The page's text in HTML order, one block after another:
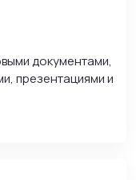
документами,
презентациями и